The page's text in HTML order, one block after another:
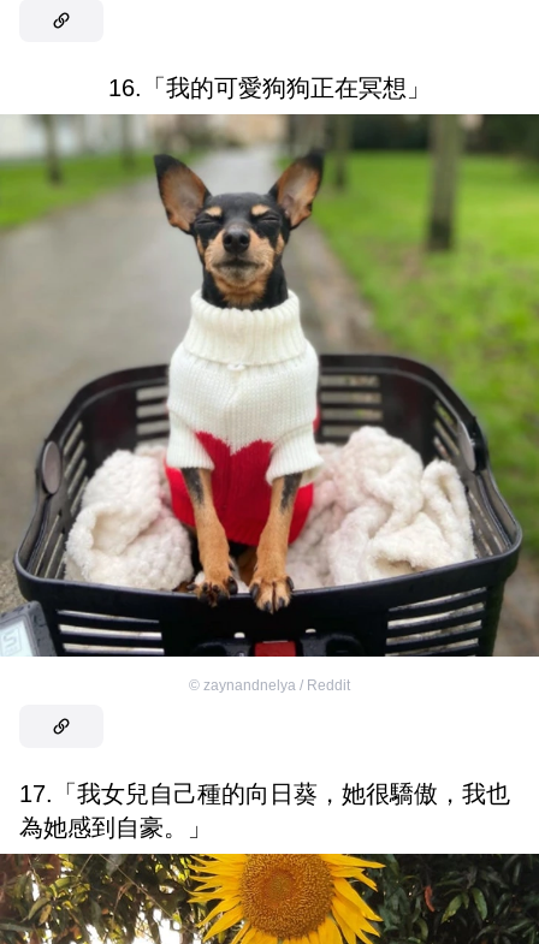
16.「我的可愛狗狗正在冥想」
© zaynandnelya / Reddit
17.「我女兒自己種的向日葵，她很驕傲，我也
為她感到自豪。」